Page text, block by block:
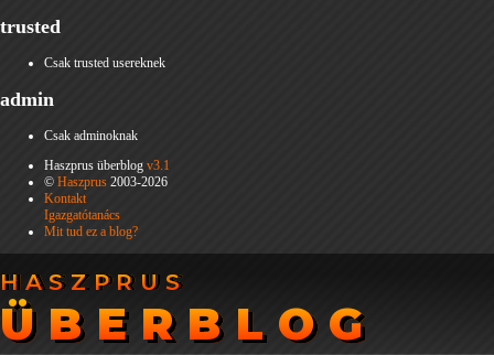
trusted
Csak trusted usereknek
admin
Csak adminoknak
Haszprus überblog v3.1
© Haszprus 2003-2026
Kontakt
Igazgatótanács
Mit tud ez a blog?
HASZPRUS
ÜBERBLOG
HASZPRUS
ÜBERBLOG